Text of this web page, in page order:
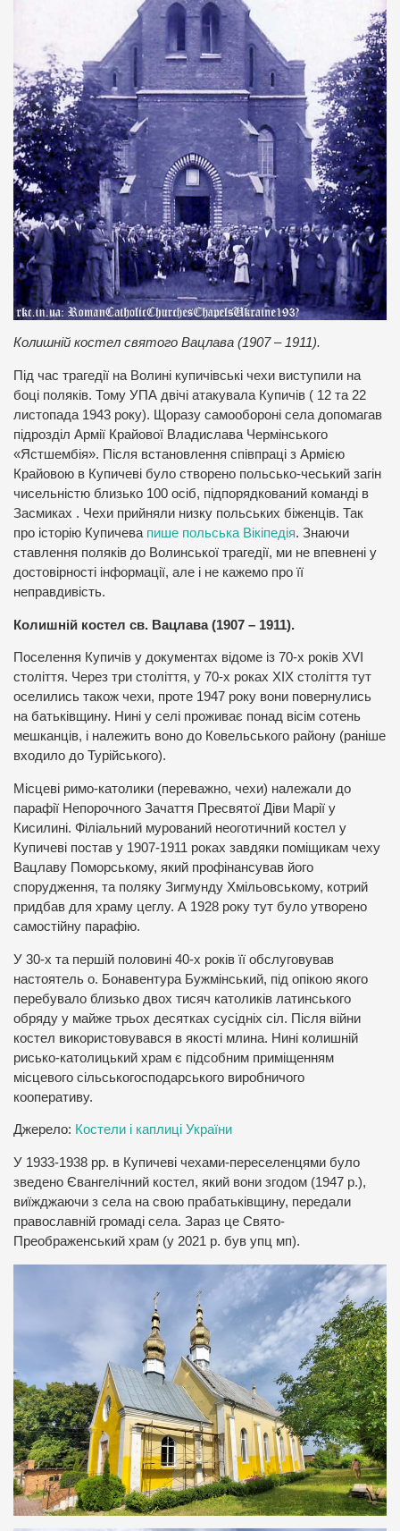
Колишній костел святого Вацлава (1907 – 1911).
Під час трагедії на Волині купичівські чехи виступили на
боці поляків. Тому УПА двічі атакувала Купичів ( 12 та 22
листопада 1943 року). Щоразу самообороні села допомагав
підрозділ Армії Крайової Владислава Чермінського
«Ястшембія». Після встановлення співпраці з Армією
Крайовою в Купичеві було створено польсько-чеський загін
чисельністю близько 100 осіб, підпорядкований команді в
Засмиках . Чехи прийняли низку польських біженців. Так
про історію Купичева пише польська Вікіпедія. Знаючи
ставлення поляків до Волинської трагедії, ми не впевнені у
достовірності інформації, але і не кажемо про її
неправдивість.
Колишній костел св. Вацлава (1907 – 1911).
Поселення Купичів у документах відоме із 70-х років XVI
століття. Через три століття, у 70-х роках ХІХ століття тут
оселились також чехи, проте 1947 року вони повернулись
на батьківщину. Нині у селі проживає понад вісім сотень
мешканців, і належить воно до Ковельського району (раніше
входило до Турійського).
Місцеві римо-католики (переважно, чехи) належали до
парафії Непорочного Зачаття Пресвятої Діви Марії у
Кисилині. Філіальний мурований неоготичний костел у
Купичеві постав у 1907-1911 роках завдяки поміщикам чеху
Вацлаву Поморському, який профінансував його
спорудження, та поляку Зигмунду Хмільовському, котрий
придбав для храму цеглу. А 1928 року тут було утворено
самостійну парафію.
У 30-х та першій половині 40-х років її обслуговував
настоятель о. Бонавентура Бужмінський, під опікою якого
перебувало близько двох тисяч католиків латинського
обряду у майже трьох десятках сусідніх сіл. Після війни
костел використовувався в якості млина. Нині колишній
рисько-католицький храм є підсобним приміщенням
місцевого сільськогосподарського виробничого
кооперативу.
Джерело: Костели і каплиці України
У 1933-1938 рр. в Купичеві чехами-переселенцями було
зведено Євангелічний костел, який вони згодом (1947 р.),
виїжджаючи з села на свою прабатьківщину, передали
православній громаді села. Зараз це Свято-
Преображенський храм (у 2021 р. був упц мп).